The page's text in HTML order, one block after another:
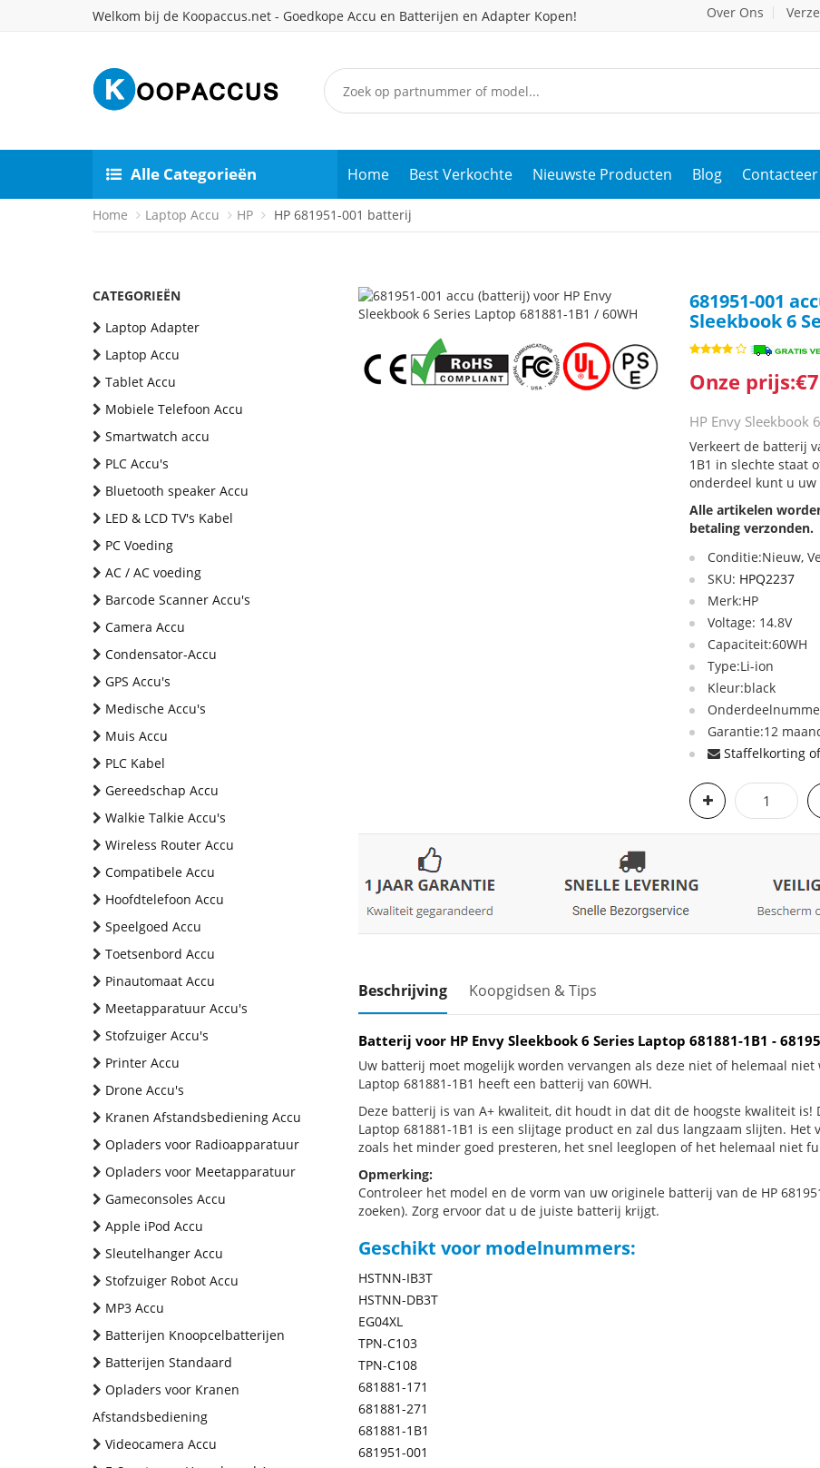
Welkom bij de Koopaccus.net - Goedkope Accu en Batterijen en Adapter Kopen! Over Ons
Alle Categorieën Home Best Verkochte Nieuwste Producten Blog
Home Laptop Accu HP HP 681951-001 batterij
CATEGORIEËN
Laptop Adapter
Laptop Accu
Tablet Accu
Mobiele Telefoon Accu
Smartwatch accu
PLC Accu's
Bluetooth speaker Accu
LED & LCD TV's Kabel
PC Voeding
AC / AC voeding
Barcode Scanner Accu's
Camera Accu
Condensator-Accu
GPS Accu's
Medische Accu's
Muis Accu
PLC Kabel
Gereedschap Accu
Walkie Talkie Accu's
Wireless Router Accu
Compatibele Accu
Hoofdtelefoon Accu
Speelgoed Accu
Toetsenbord Accu
Pinautomaat Accu
Meetapparatuur Accu's
Stofzuiger Accu's
Printer Accu
Drone Accu's
Kranen Afstandsbediening Accu
Opladers voor Radioapparatuur
Opladers voor Meetapparatuur
Gameconsoles Accu
Apple iPod Accu
Sleutelhanger Accu
Stofzuiger Robot Accu
MP3 Accu
Batterijen Knoopcelbatterijen
Batterijen Standaard
Opladers voor Kranen
Afstandsbediening
Videocamera Accu
681951-001
Sleekbook 6
Onze
HP Envy Sleekbook
Verkeert de batterij
1B1 in slechte staat
onderdeel kunt u
Alle artikelen
betaling verzonden.
Conditie:Nieuw,
SKU: HPQ2237
Merk:HP
Voltage: 14.8V
Capaciteit:60WH
Type:Li-ion
Kleur:black
Garantie:12
Staffelkorting
Beschrijving Koopgidsen & Tips
Batterij voor HP Envy Sleekbook 6 Series Laptop 681881-1B1 -
Uw batterij moet mogelijk worden vervangen als deze niet of helemaal niet
Laptop 681881-1B1 heeft een batterij van 60WH.
Deze batterij is van A+ kwaliteit, dit houdt in dat dit de hoogste kwaliteit is!
Laptop 681881-1B1 is een slijtage product en zal dus langzaam slijten.
zoals het minder goed presteren, het snel leeglopen of het helemaal niet
Opmerking:
Controleer het model en de vorm van uw originele batterij van de HP
zoeken). Zorg ervoor dat u de juiste batterij krijgt.
Geschikt voor modelnummers:
HSTNN-IB3T
HSTNN-DB3T
EG04XL
TPN-C103
TPN-C108
681881-171
681881-271
681881-1B1
681951-001